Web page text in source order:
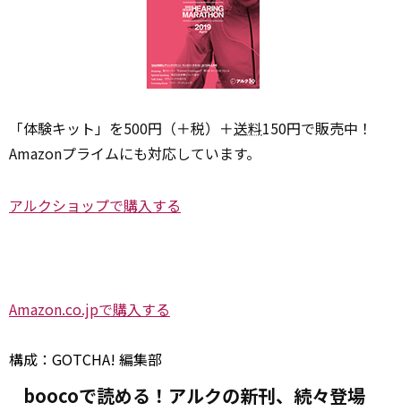
「体験キット」を500円（＋税）＋送料150円で販売中！
Amazonプライムにも対応しています。
アルクショップで購入する
Amazon.co.jpで購入する
構成：GOTCHA! 編集部
boocoで読める！アルクの新刊、続々登場